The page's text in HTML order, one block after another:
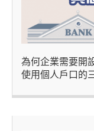
為何企業需要開
使用個人戶口的